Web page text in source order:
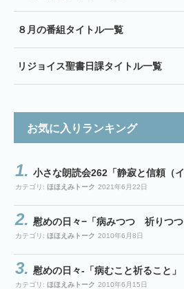
８月の番組タイトル一覧
リジョイス聖書日課タイトル一覧
お気に入りランキング
小さな朗読会262「静寂と信頼（
カテゴリ: ほほえみトーク 2021年6月22日
慰めの日々−「病みつつ 祈りつ
カテゴリ: ほほえみトーク 2010年6月8日
慰めの日々-「病むこと祈ること」
カテゴリ: ほほえみトーク 2010年6月15日